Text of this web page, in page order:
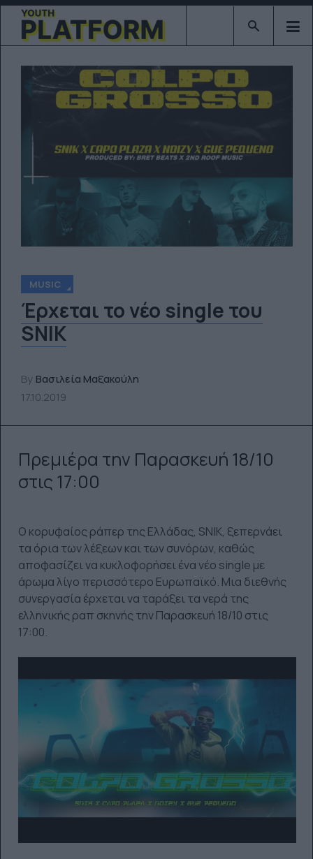
Type 2 or
MUSIC
Έρχεται το νέο single του
SNIK
By Βασιλεία Μαξακούλη
17.10.2019
Πρεμιέρα την Παρασκευή 18/10
στις 17:00
Ο κορυφαίος ράπερ της Ελλάδας, SNIK, ξεπερνάει
τα όρια των λέξεων και των συνόρων, καθώς
αποφασίζει να κυκλοφορήσει ένα νέο single με
άρωμα λίγο περισσότερο Ευρωπαϊκό. Μια διεθνής
συνεργασία έρχεται να ταράξει τα νερά της
ελληνικής ραπ σκηνής την Παρασκευή 18/10 στις
17:00.